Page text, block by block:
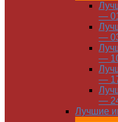
—
—
—
—
—
Лучшие